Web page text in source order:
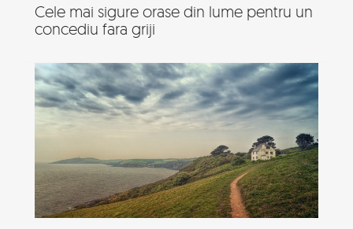
Cele mai sigure orase din lume pentru un
concediu fara griji